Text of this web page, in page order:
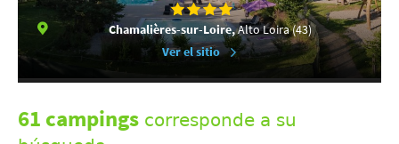
Chamalières-sur-Loire,Alto Loira (43)
Ver el sitio
61 campings corresponde a su